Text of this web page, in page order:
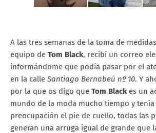
A las tres semanas de la toma de
equipo de Tom Black, recibí un correo
informándome que podía pasar por el
en la calle Santiago Bernabeú nº 10. Y
por la que os digo que Tom Blackes un
mundo de la moda mucho tiempo y
preocupación el pie de cuello, todas las
generan una arruga igual de grande que